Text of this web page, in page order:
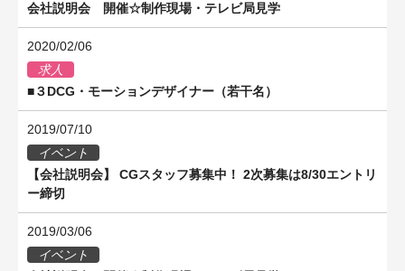
会社説明会 開催☆制作現場・テレビ局見学
2020/02/06
求人
■３DCG・モーションデザイナー（若干名）
2019/07/10
イベント
【会社説明会】 CGスタッフ募集中！ 2次募集は8/30エントリ
ー締切
2019/03/06
イベント